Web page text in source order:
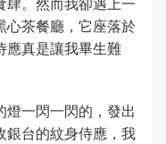
心茶餐廳，它座落於
應真是讓我畢生難
一閃一閃的，發出
銀台的紋身侍應，我